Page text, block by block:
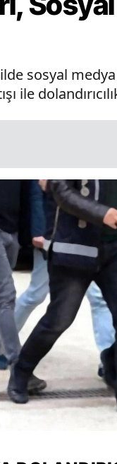
sosyal medya
ile